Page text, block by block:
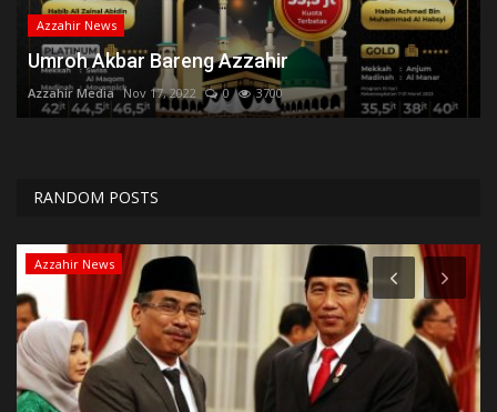
Azzahir News
Umroh Akbar Bareng Azzahir
Azzahir Media Nov 17, 2022 0 3700
RANDOM POSTS
Azzahir News